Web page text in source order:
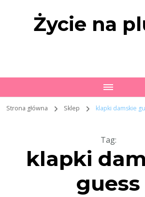
Życie na
Strona główna Sklep klapki damskie
Tag:
klapki
guess